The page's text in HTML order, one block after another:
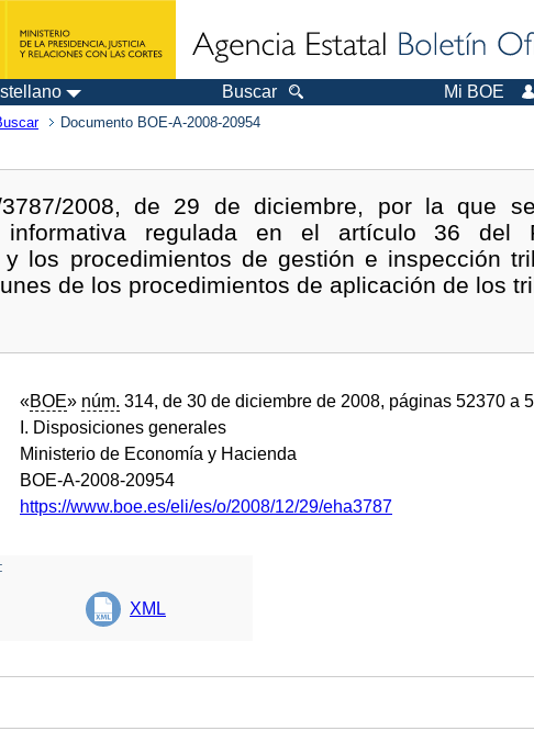
Buscar Mi BOE
Documento BOE-A-2008-20954
3787/2008, de 29 de diciembre, por la que
informativa regulada en el artículo 36 del
y los procedimientos de gestión e inspección
de los procedimientos de aplicación de los
«BOE» núm. 314, de 30 de diciembre de 2008, páginas 52370 a
I. Disposiciones generales
Ministerio de Economía y Hacienda
BOE-A-2008-20954
https://www.boe.es/eli/es/o/2008/12/29/eha3787
XML